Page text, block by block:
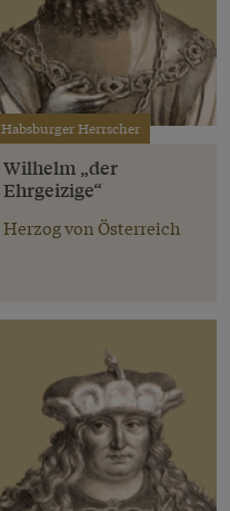
Habsburger Herrscher
Wilhelm „der
Ehrgeizige“
Herzog von Österreich